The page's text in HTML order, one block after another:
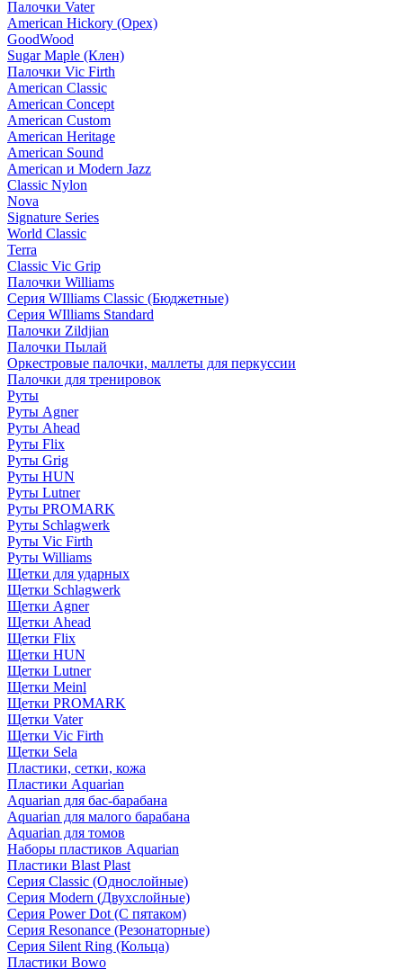
Палочки Vater
American Hickory (Орех)
GoodWood
Sugar Maple (Клен)
Палочки Vic Firth
American Classic
American Concept
American Custom
American Heritage
American Sound
American и Modern Jazz
Classic Nylon
Nova
Signature Series
World Classic
Terra
Classic Vic Grip
Палочки Williams
Серия WIlliams Classic (Бюджетные)
Серия WIlliams Standard
Палочки Zildjian
Палочки Пылай
Оркестровые палочки, маллеты для перкуссии
Палочки для тренировок
Руты
Руты Agner
Руты Ahead
Руты Flix
Руты Grig
Руты HUN
Руты Lutner
Руты PROMARK
Руты Schlagwerk
Руты Vic Firth
Руты Williams
Щетки для ударных
Щетки Schlagwerk
Щетки Agner
Щетки Ahead
Щетки Flix
Щетки HUN
Щетки Lutner
Щетки Meinl
Щетки PROMARK
Щетки Vater
Щетки Vic Firth
Щетки Sela
Пластики, сетки, кожа
Пластики Aquarian
Aquarian для бас-барабана
Aquarian для малого барабана
Aquarian для томов
Наборы пластиков Aquarian
Пластики Blast Plast
Серия Classic (Однослойные)
Серия Modern (Двухслойные)
Серия Power Dot (С пятаком)
Серия Resonance (Резонаторные)
Серия Silent Ring (Кольца)
Пластики Bowo